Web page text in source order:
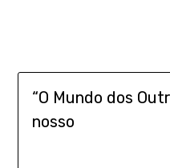
“O Mundo dos
nosso